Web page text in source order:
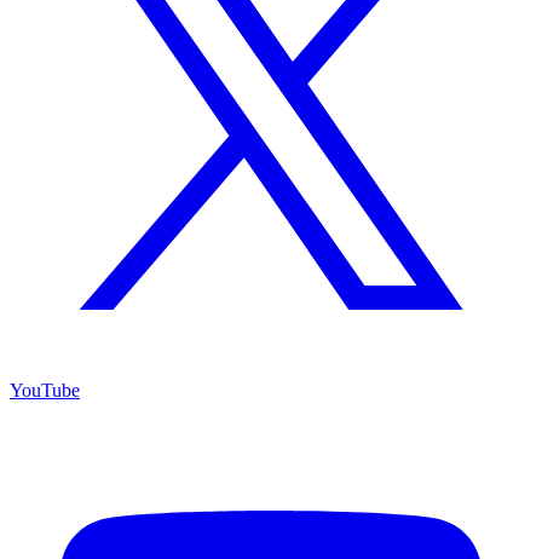
YouTube